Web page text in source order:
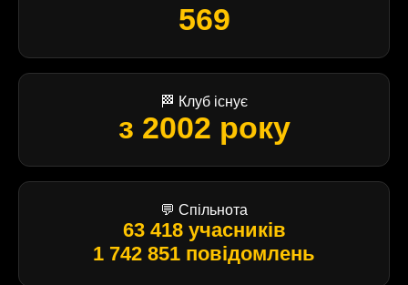
569
🏁 Клуб існує
з 2002 року
💬 Спільнота
63 418 учасників
1 742 851 повідомлень